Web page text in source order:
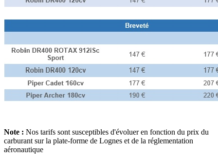
Note : Nos tarifs sont susceptibles d'évoluer en fonction du prix du
carburant sur la plate-forme de Lognes et de la réglementation
aéronautique